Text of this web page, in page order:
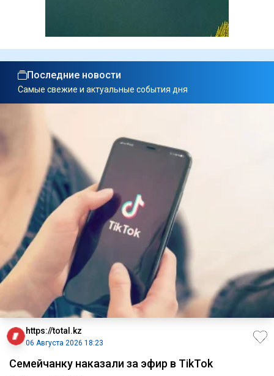
Последние новости
Самые свежие и актуальные события дня
https://total.kz
06 Августа 2026 18:23
Семейчанку наказали за эфир в TikTok